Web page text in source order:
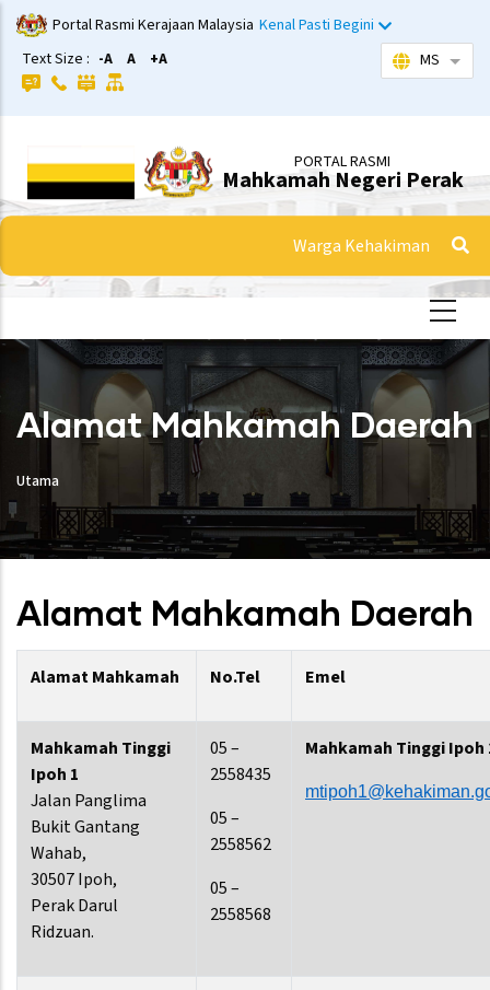
Langkau
ke
kandungan
utama
Portal Rasmi Kerajaan Malaysia Kenal Pasti Begini
Text Size : -A A +A MS
PORTAL RASMI
Mahkamah Negeri Perak
Warga Kehakiman
Alamat Mahkamah Daerah
Utama
Alamat Mahkamah Daerah
Alamat Mahkamah No.Tel Emel
Mahkamah Tinggi
Ipoh 1
Jalan Panglima
Bukit Gantang
Wahab,
30507 Ipoh,
Perak Darul
Ridzuan.
05 –
2558435
05 –
2558562
05 –
2558568
Mahkamah Tinggi Ipoh